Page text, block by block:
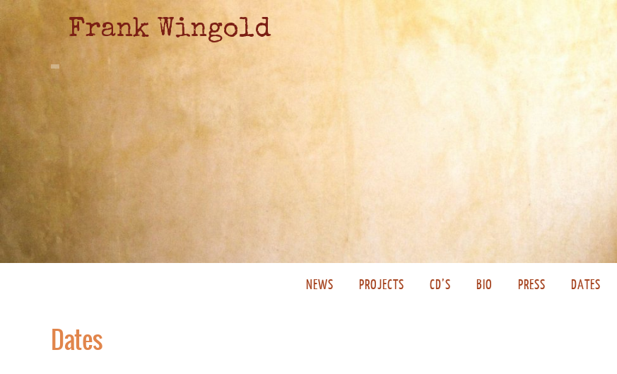
Frank Wingold
NEWS PROJECTS CD’S BIO PRESS DATES
Dates